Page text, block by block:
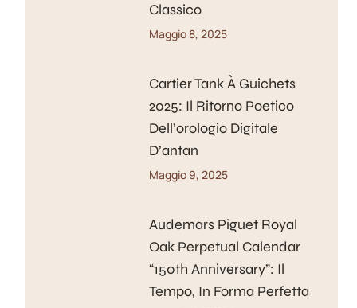
Classico
Maggio 8, 2025
Cartier Tank À Guichets
2025: Il Ritorno Poetico
Dell’orologio Digitale
D’antan
Maggio 9, 2025
Audemars Piguet Royal
Oak Perpetual Calendar
“150th Anniversary”: Il
Tempo, In Forma Perfetta